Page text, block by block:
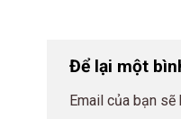
Để lại một
Email của bạn